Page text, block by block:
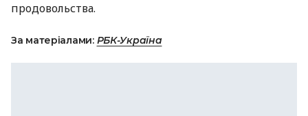
продовольства.
За матеріалами: РБК-Україна